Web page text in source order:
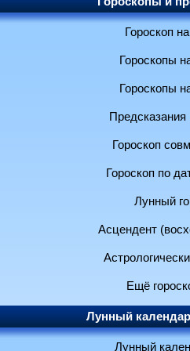
Гороскоп
Гороскопы
Гороскопы
Предсказания
Гороскоп
Гороскоп по
Лунный
Асцендент
Ещё
Лунный
Лунный